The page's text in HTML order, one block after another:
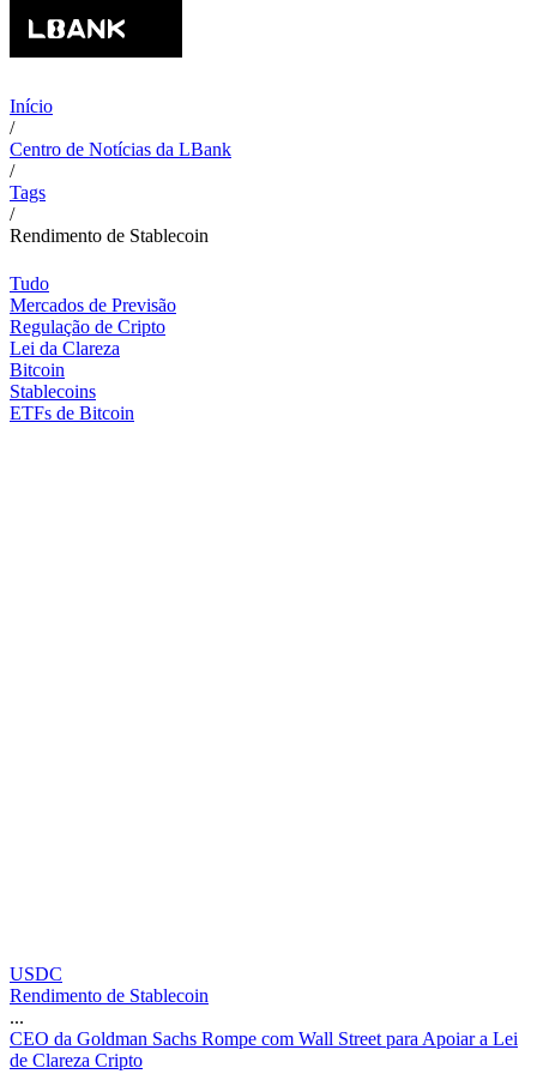
Início
/
Centro de Notícias da LBank
/
Tags
/
Rendimento de Stablecoin
Tudo
Mercados de Previsão
Regulação de Cripto
Lei da Clareza
Bitcoin
Stablecoins
ETFs de Bitcoin
USDC
Rendimento de Stablecoin
...
CEO da Goldman Sachs Rompe com Wall Street para Apoiar a Lei
de Clareza Cripto